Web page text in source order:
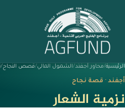
الرئيسية محاور أجفند الشمول المالي قصص النجاح
أجفند · قصة نجاح
نزمية الشعار